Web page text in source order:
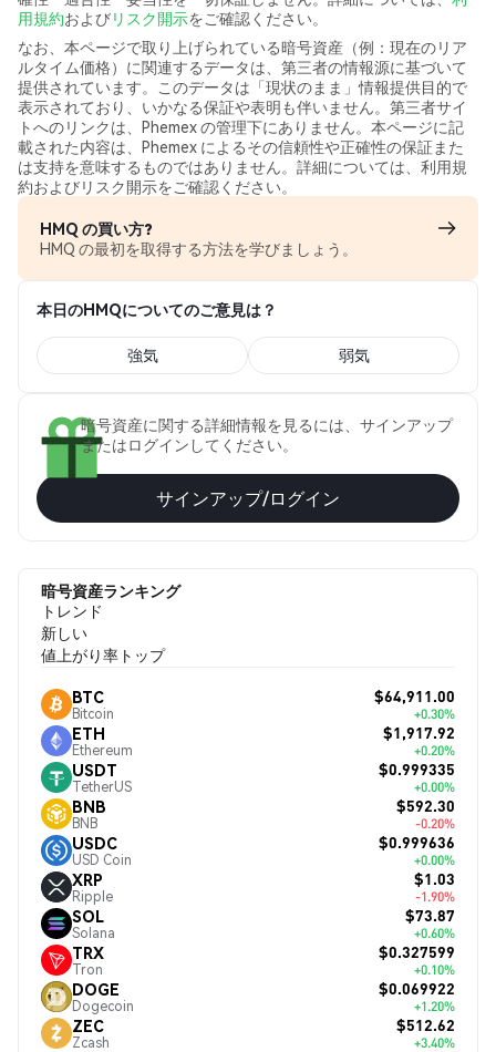
用規約およびリスク開示をご確認ください。
なお、本ページで取り上げられている暗号資産（例：現在のリア
ルタイム価格）に関連するデータは、第三者の情報源に基づいて
提供されています。このデータは「現状のまま」情報提供目的で
表示されており、いかなる保証や表明も伴いません。第三者サイ
トへのリンクは、Phemex の管理下にありません。本ページに記
載された内容は、Phemex によるその信頼性や正確性の保証また
は支持を意味するものではありません。詳細については、利用規
約およびリスク開示をご確認ください。
HMQ の買い方?
HMQ の最初を取得する方法を学びましょう。
本日のHMQについてのご意見は？
強気 弱気
暗号資産に関する詳細情報を見るには、サインアップ
またはログインしてください。
サインアップ/ログイン
暗号資産ランキング
トレンド
新しい
値上がり率トップ
BTC
Bitcoin
$64,911.00
+0.30%
ETH
Ethereum
$1,917.92
+0.20%
USDT
TetherUS
$0.999335
+0.00%
BNB
BNB
$592.30
-0.20%
USDC
USD Coin
$0.999636
+0.00%
XRP
Ripple
$1.03
-1.90%
SOL
Solana
$73.87
+0.60%
TRX
Tron
$0.327599
+0.10%
DOGE
Dogecoin
$0.069922
+1.20%
ZEC
Zcash
$512.62
+3.40%